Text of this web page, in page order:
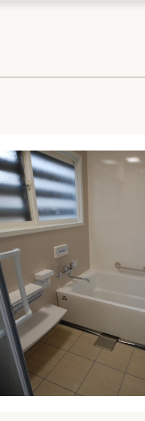
ここちいい暮らしをつく
リフォームアクセル